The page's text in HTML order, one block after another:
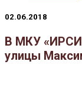
02.06.2018
В МКУ
улицы